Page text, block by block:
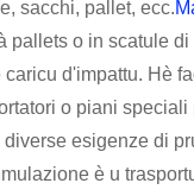
sacchi, pallet, ecc.
pallets o in scatule
d'impattu. Hè
o piani speciali
esigenze di
è u